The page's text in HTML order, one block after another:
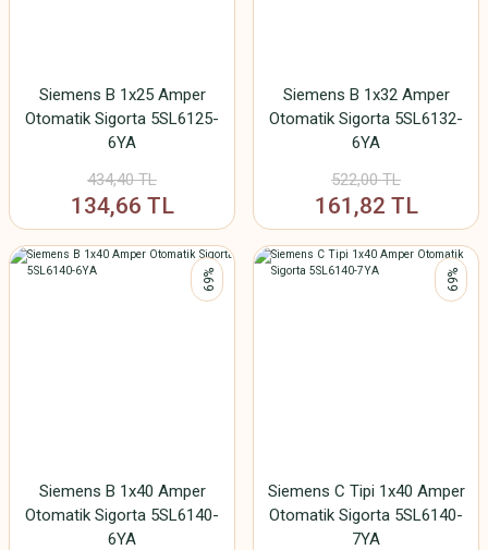
Siemens B 1x25 Amper
Otomatik Sigorta 5SL6125-
6YA
434,40 TL
134,66 TL
Siemens B 1x32 Amper
Otomatik Sigorta 5SL6132-
6YA
522,00 TL
161,82 TL
%69
Siemens B 1x40 Amper
Otomatik Sigorta 5SL6140-
6YA
%69
Siemens C Tipi 1x40 Amper
Otomatik Sigorta 5SL6140-
7YA